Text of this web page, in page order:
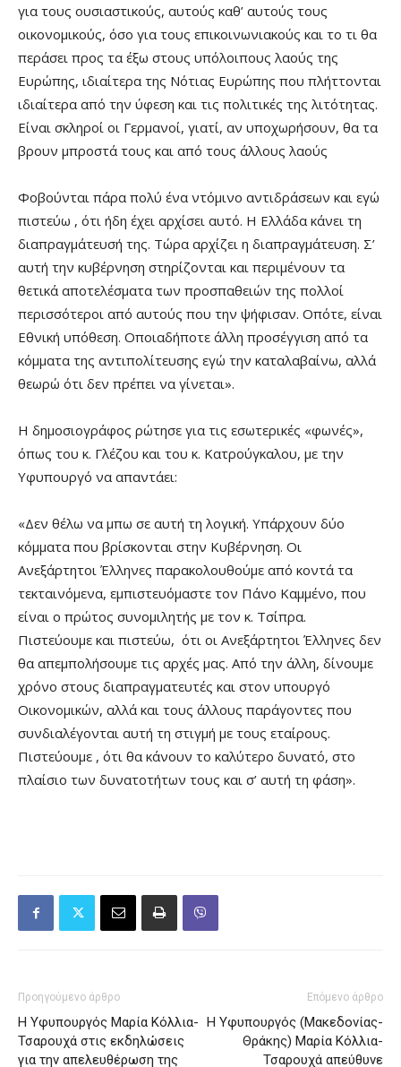
για τους ουσιαστικούς, αυτούς καθ’ αυτούς τους
οικονομικούς, όσο για τους επικοινωνιακούς και το τι θα
περάσει προς τα έξω στους υπόλοιπους λαούς της
Ευρώπης, ιδιαίτερα της Νότιας Ευρώπης που πλήττονται
ιδιαίτερα από την ύφεση και τις πολιτικές της λιτότητας.
Είναι σκληροί οι Γερμανοί, γιατί, αν υποχωρήσουν, θα τα
βρουν μπροστά τους και από τους άλλους λαούς
Φοβούνται πάρα πολύ ένα ντόμινο αντιδράσεων και εγώ
πιστεύω , ότι ήδη έχει αρχίσει αυτό. Η Ελλάδα κάνει τη
διαπραγμάτευσή της. Τώρα αρχίζει η διαπραγμάτευση. Σ’
αυτή την κυβέρνηση στηρίζονται και περιμένουν τα
θετικά αποτελέσματα των προσπαθειών της πολλοί
περισσότεροι από αυτούς που την ψήφισαν. Οπότε, είναι
Εθνική υπόθεση. Οποιαδήποτε άλλη προσέγγιση από τα
κόμματα της αντιπολίτευσης εγώ την καταλαβαίνω, αλλά
θεωρώ ότι δεν πρέπει να γίνεται».
Η δημοσιογράφος ρώτησε για τις εσωτερικές «φωνές»,
όπως του κ. Γλέζου και του κ. Κατρούγκαλου, με την
Υφυπουργό να απαντάει:
«Δεν θέλω να μπω σε αυτή τη λογική. Υπάρχουν δύο
κόμματα που βρίσκονται στην Κυβέρνηση. Οι
Ανεξάρτητοι Έλληνες παρακολουθούμε από κοντά τα
τεκταινόμενα, εμπιστευόμαστε τον Πάνο Καμμένο, που
είναι ο πρώτος συνομιλητής με τον κ. Τσίπρα.
Πιστεύουμε και πιστεύω, ότι οι Ανεξάρτητοι Έλληνες δεν
θα απεμπολήσουμε τις αρχές μας. Από την άλλη, δίνουμε
χρόνο στους διαπραγματευτές και στον υπουργό
Οικονομικών, αλλά και τους άλλους παράγοντες που
συνδιαλέγονται αυτή τη στιγμή με τους εταίρους.
Πιστεύουμε , ότι θα κάνουν το καλύτερο δυνατό, στο
πλαίσιο των δυνατοτήτων τους και σ’ αυτή τη φάση».
Προηγούμενο άρθρο
Η Υφυπουργός Μαρία Κόλλια-
Τσαρουχά στις εκδηλώσεις
για την απελευθέρωση της
Επόμενο άρθρο
H Υφυπουργός (Μακεδονίας-
Θράκης) Μαρία Κόλλια-
Τσαρουχά απεύθυνε